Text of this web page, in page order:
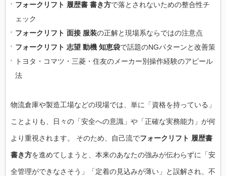
フォークリフト 履歴書 書き方で落とされないための整合性チ
ェック
フォークリフト 面接 服装の正解と現場系ならではの注意点
フォークリフト 志望 動機 知恵袋で話題のNGパターンと改善策
トヨタ・コマツ・三菱・住友のメーカー別操作経験のアピール
法
物流倉庫や製造工場などの現場では、単に「資格を持っている」
ことよりも、日々の「安全への意識」や「正確な実務能力」が何
より重視されます。 そのため、自己流でフォークリフト 履歴書
書き方を進めてしまうと、本来のあなたの強みが伝わらずに「安
全管理ができなさそう」「定着の見込みが薄い」と誤解され、不